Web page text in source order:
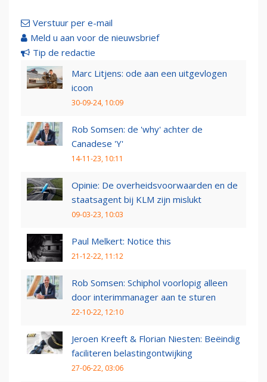
Verstuur per e-mail
Meld u aan voor de nieuwsbrief
Tip de redactie
Marc Litjens: ode aan een uitgevlogen
icoon
30-09-24, 10:09
Rob Somsen: de 'why' achter de
Canadese 'Y'
14-11-23, 10:11
Opinie: De overheidsvoorwaarden en de
staatsagent bij KLM zijn mislukt
09-03-23, 10:03
Paul Melkert: Notice this
21-12-22, 11:12
Rob Somsen: Schiphol voorlopig alleen
door interimmanager aan te sturen
22-10-22, 12:10
Jeroen Kreeft & Florian Niesten: Beëindig
faciliteren belastingontwijking
27-06-22, 03:06